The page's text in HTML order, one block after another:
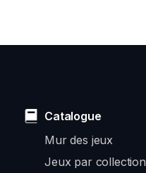
Catalogue
Mur des jeux
Jeux par collection